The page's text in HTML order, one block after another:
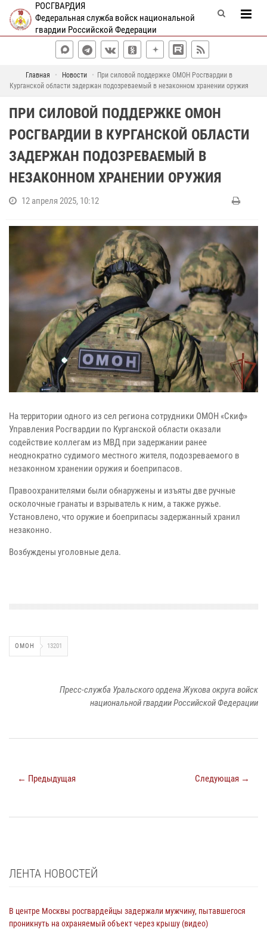
РОСГВАРДИЯ
Федеральная служба войск национальной
гвардии Российской Федерации
Главная Новости
При силовой поддержке ОМОН Росгвардии в
Курганской области задержан подозреваемый в незаконном хранении оружия
ПРИ СИЛОВОЙ ПОДДЕРЖКЕ ОМОН
РОСГВАРДИИ В КУРГАНСКОЙ ОБЛАСТИ
ЗАДЕРЖАН ПОДОЗРЕВАЕМЫЙ В
НЕЗАКОННОМ ХРАНЕНИИ ОРУЖИЯ
12 апреля 2025, 10:12
На территории одного из сел региона сотрудники ОМОН «Скиф»
Управления Росгвардии по Курганской области оказали
содействие коллегам из МВД при задержании ранее
неоднократно судимого местного жителя, подозреваемого в
незаконном хранении оружия и боеприпасов.
Правоохранителями были обнаружены и изъяты две ручные
осколочные гранаты и взрыватель к ним, а также ружье.
Установлено, что оружие и боеприпасы задержанный хранил
незаконно.
Возбуждены уголовные дела.
ОМОН 13201
Пресс-служба Уральского ордена Жукова округа войск
национальной гвардии Российской Федерации
← Предыдущая Следующая →
ЛЕНТА НОВОСТЕЙ
В центре Москвы росгвардейцы задержали мужчину, пытавшегося
проникнуть на охраняемый объект через крышу (видео)